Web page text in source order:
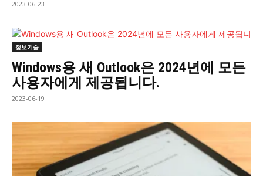
2023-06-23
정보기술
Windows용 새 Outlook은 2024년에 모든
사용자에게 제공됩니다.
2023-06-19